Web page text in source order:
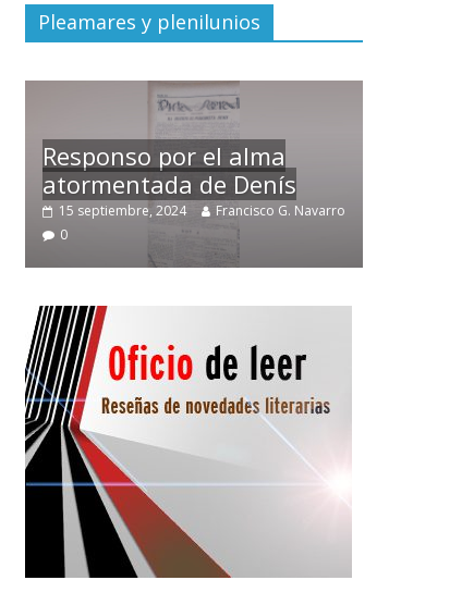
Pleamares y plenilunios
Temprano oficio de lector
2 noviembre, 2024
Francisco G. Navarro
0